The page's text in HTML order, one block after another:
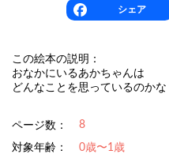
シェア
この絵本の説明：
おなかにいるあかちゃんは
どんなことを思っているのかな
ページ数： 8
対象年齢：
0歳〜1歳